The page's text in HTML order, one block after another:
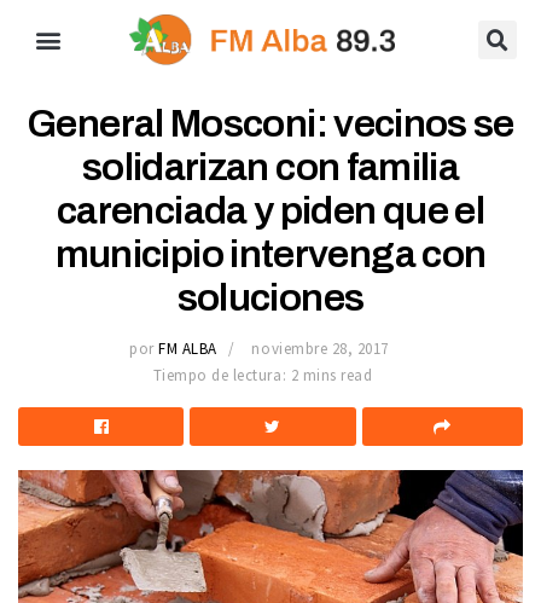
General Mosconi: vecinos se
solidarizan con familia
carenciada y piden que el
municipio intervenga con
soluciones
por FM ALBA
noviembre 28, 2017
Tiempo de lectura: 2 mins read